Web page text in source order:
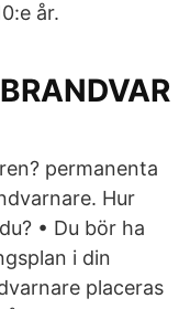
år.
BRANDVAR
permanenta
Hur
• Du bör ha
i din
placeras